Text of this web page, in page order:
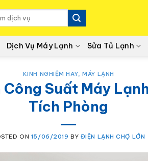
Dịch Vụ Máy Lạnh Sửa Tủ Lạnh
KINH NGHIỆM HAY,MÁY LẠNH
Suất Máy
Tích Phòng
ON 15/06/2019 BY ĐIỆN LẠNH CHỢ LỚN